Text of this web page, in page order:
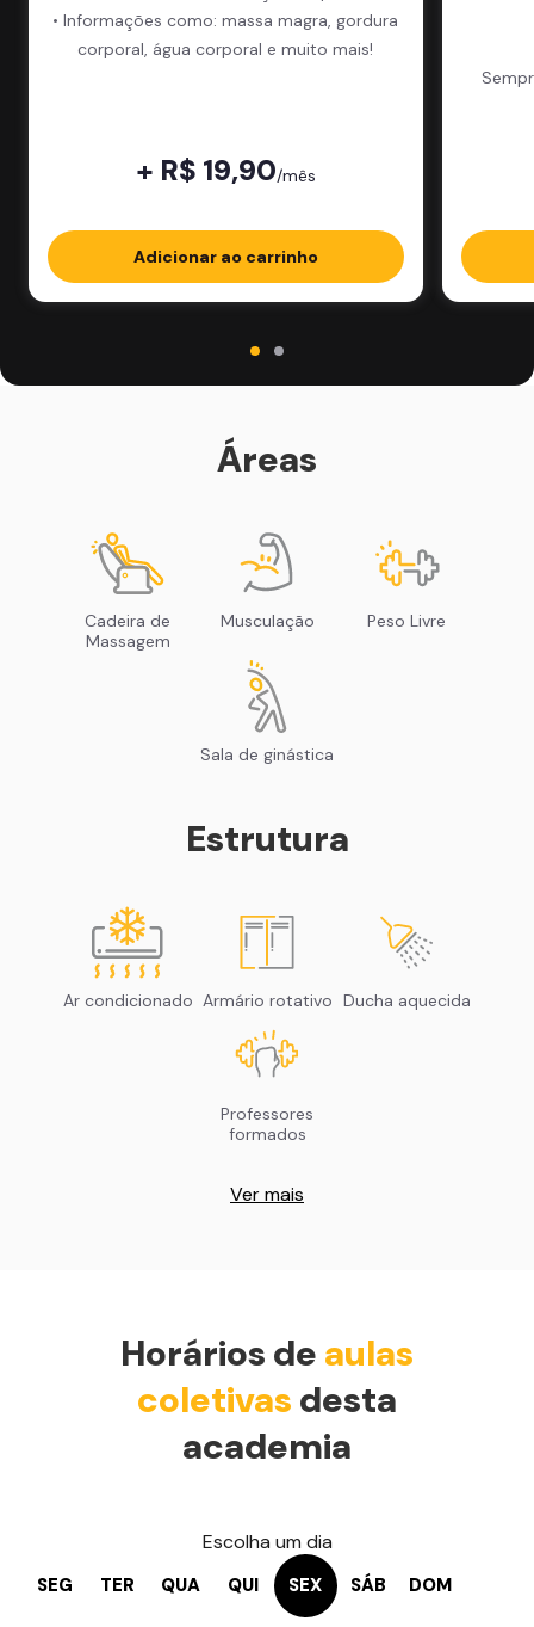
• Informações como: massa magra, gordura
corporal, água corporal e muito mais!
+ R$ 19,90/mês
Adicionar ao carrinho
Áreas
Cadeira de
Massagem
Musculação Peso Livre
Sala de ginástica
Estrutura
Ar condicionado Armário rotativo Ducha aquecida
Professores
formados
Ver mais
Horários de aulas
coletivas desta
academia
Escolha um dia
SEG TER QUA QUI SEX SÁB DOM